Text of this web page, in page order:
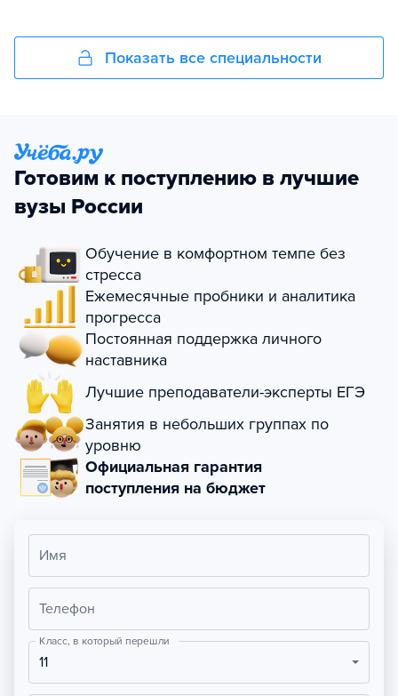
Показать все специальности
Готовим к поступлению в лучшие
вузы России
Обучение в комфортном темпе без
стресса
Ежемесячные пробники и аналитика
прогресса
Постоянная поддержка личного
наставника
Лучшие преподаватели-эксперты ЕГЭ
Занятия в небольших группах по
уровню
Официальная гарантия
поступления на бюджет
Имя
Телефон
Класс, в который перешли
11